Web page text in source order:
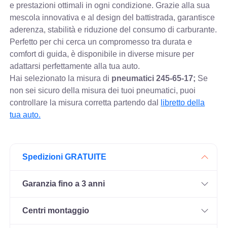
e prestazioni ottimali in ogni condizione. Grazie alla sua
mescola innovativa e al design del battistrada, garantisce
aderenza, stabilità e riduzione del consumo di carburante.
Perfetto per chi cerca un compromesso tra durata e
comfort di guida, è disponibile in diverse misure per
adattarsi perfettamente alla tua auto.
Hai selezionato la misura di pneumatici245-65-17; Se
non sei sicuro della misura dei tuoi pneumatici, puoi
controllare la misura corretta partendo dal
libretto della
tua auto.
Spedizioni GRATUITE
Garanzia fino a 3 anni
Centri montaggio